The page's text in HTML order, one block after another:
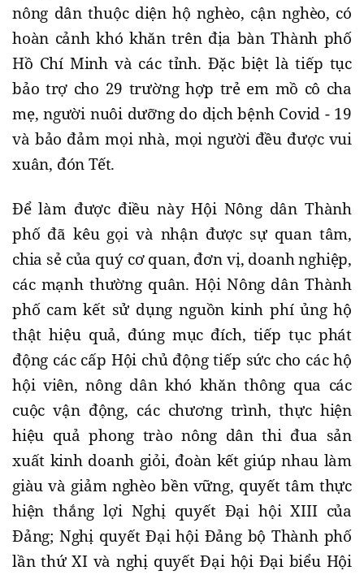
nông dân thuộc diện hộ nghèo, cận nghèo, có
hoàn cảnh khó khăn trên địa bàn Thành phố
Hồ Chí Minh và các tỉnh. Đặc biệt là tiếp tục
bảo trợ cho 29 trường hợp trẻ em mồ cô cha
mẹ, người nuôi dưỡng do dịch bệnh Covid - 19
và bảo đảm mọi nhà, mọi người đều được vui
xuân, đón Tết.
Để làm được điều này Hội Nông dân Thành
phố đã kêu gọi và nhận được sự quan tâm,
chia sẻ của quý cơ quan, đơn vị, doanh nghiệp,
các mạnh thường quân. Hội Nông dân Thành
phố cam kết sử dụng nguồn kinh phí ủng hộ
thật hiệu quả, đúng mục đích, tiếp tục phát
động các cấp Hội chủ động tiếp sức cho các hộ
hội viên, nông dân khó khăn thông qua các
cuộc vận động, các chương trình, thực hiện
hiệu quả phong trào nông dân thi đua sản
xuất kinh doanh giỏi, đoàn kết giúp nhau làm
giàu và giảm nghèo bền vững, quyết tâm thực
hiện thắng lợi Nghị quyết Đại hội XIII của
Đảng; Nghị quyết Đại hội Đảng bộ Thành phố
lần thứ XI và nghị quyết Đại hội Đại biểu Hội